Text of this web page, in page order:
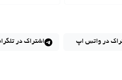
در واتس اپ اشتراک در